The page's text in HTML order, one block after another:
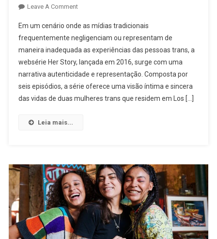
Leave A CommentOn
Do
Youtube
|
“Her
Story”
É
Peça
Destaque
As
Vivências
De
Mulheres
Em um cenário onde as mídias tradicionais
frequentemente negligenciam ou representam de
maneira inadequada as experiências das pessoas trans, a
websérie Her Story, lançada em 2016, surge com uma
narrativa autenticidade e representação. Composta por
seis episódios, a série oferece uma visão íntima e sincera
das vidas de duas mulheres trans que residem em Los […]
Leia mais...